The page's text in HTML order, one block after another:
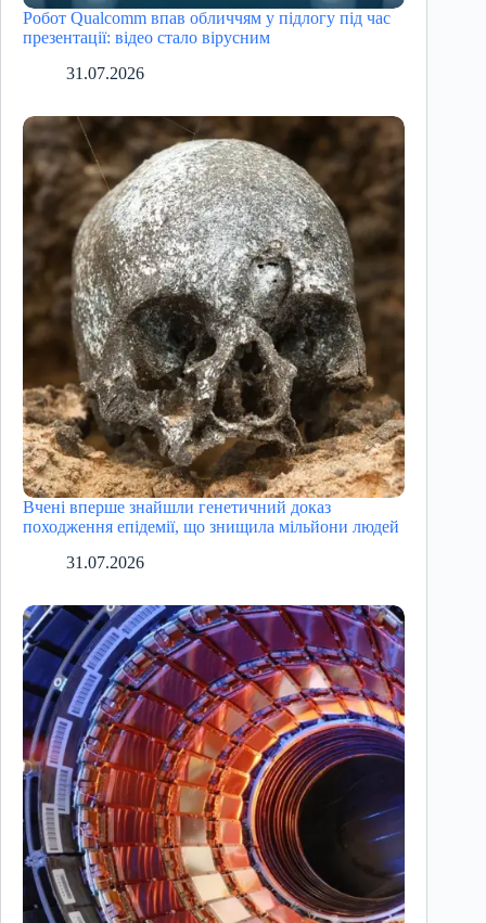
Робот Qualcomm впав обличчям у підлогу під час
презентації: відео стало вірусним
31.07.2026
Вчені вперше знайшли генетичний доказ
походження епідемії, що знищила мільйони людей
31.07.2026